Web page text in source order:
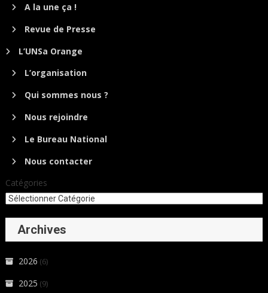
A la une ça !
Revue de Presse
L’UNSa Orange
L’organisation
Qui sommes nous ?
Nous rejoindre
Le Bureau National
Nous contacter
Catégories
Archives
2026 (6)
2025 (9)